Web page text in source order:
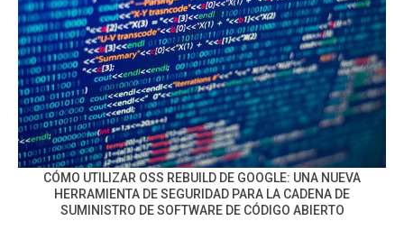
CÓMO UTILIZAR OSS REBUILD DE GOOGLE: UNA NUEVA
HERRAMIENTA DE SEGURIDAD PARA LA CADENA DE
SUMINISTRO DE SOFTWARE DE CÓDIGO ABIERTO